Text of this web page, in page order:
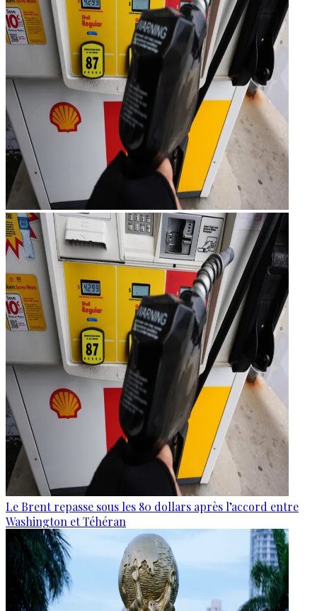
Le Brent repasse sous les 80 dollars après l’accord entre
Washington et Téhéran